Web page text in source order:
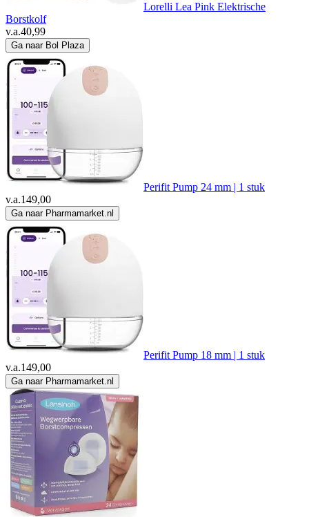
Lorelli Lea Pink Elektrische
Borstkolf
v.a.40,99
Ga naar Bol Plaza
Perifit Pump 24 mm | 1 stuk
v.a.149,00
Ga naar Pharmamarket.nl
Perifit Pump 18 mm | 1 stuk
v.a.149,00
Ga naar Pharmamarket.nl